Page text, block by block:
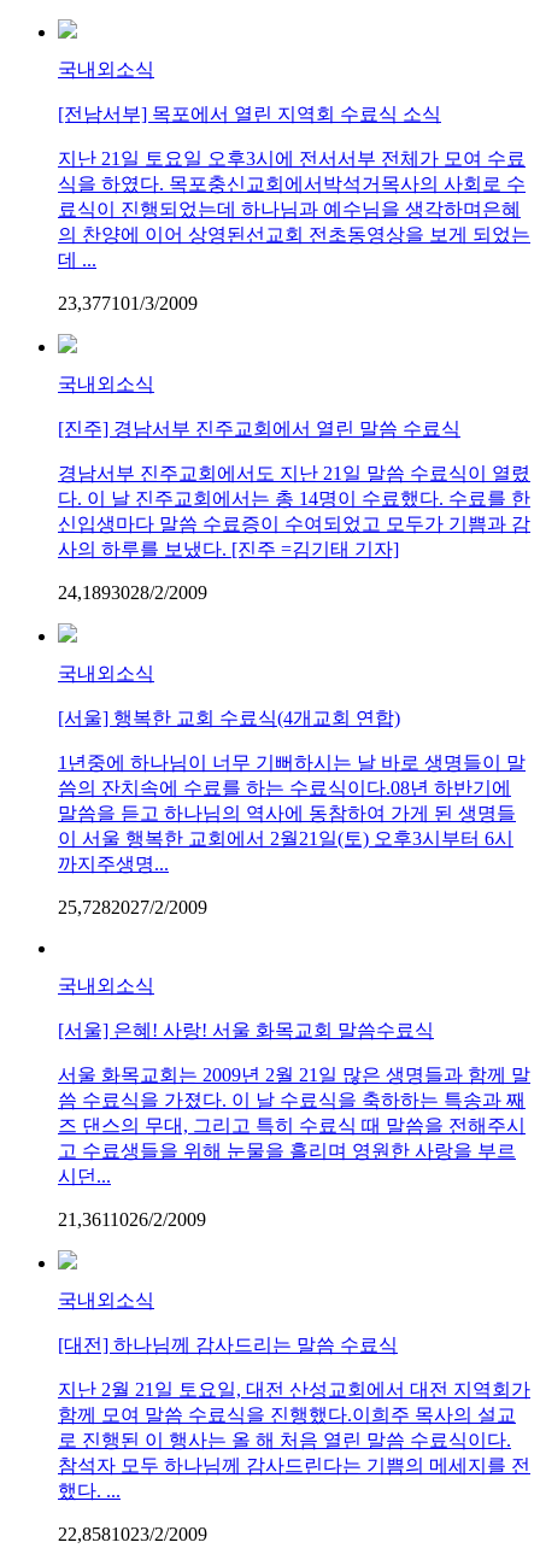
국내외소식
[전남서부] 목포에서 열린 지역회 수료식 소식
지난 21일 토요일 오후3시에 전서서부 전체가 모여 수료
식을 하였다. 목포충신교회에서박석거목사의 사회로 수
료식이 진행되었는데 하나님과 예수님을 생각하며은혜
의 찬양에 이어 상영된선교회 전초동영상을 보게 되었는
데 ...
23,377101/3/2009
국내외소식
[진주] 경남서부 진주교회에서 열린 말씀 수료식
경남서부 진주교회에서도 지난 21일 말씀 수료식이 열렸
다. 이 날 진주교회에서는 총 14명이 수료했다. 수료를 한
신입생마다 말씀 수료증이 수여되었고 모두가 기쁨과 감
사의 하루를 보냈다. [진주 =김기태 기자]
24,1893028/2/2009
국내외소식
[서울] 행복한 교회 수료식(4개교회 연합)
1년중에 하나님이 너무 기뻐하시는 날 바로 생명들이 말
씀의 잔치속에 수료를 하는 수료식이다.08년 하반기에
말씀을 듣고 하나님의 역사에 동참하여 가게 된 생명들
이 서울 행복한 교회에서 2월21일(토) 오후3시부터 6시
까지주생명...
25,7282027/2/2009
국내외소식
[서울] 은혜! 사랑! 서울 화목교회 말씀수료식
서울 화목교회는 2009년 2월 21일 많은 생명들과 함께 말
씀 수료식을 가졌다. 이 날 수료식을 축하하는 특송과 째
즈 댄스의 무대, 그리고 특히 수료식 때 말씀을 전해주시
고 수료생들을 위해 눈물을 흘리며 영원한 사랑을 부르
시던...
21,3611026/2/2009
국내외소식
[대전] 하나님께 감사드리는 말씀 수료식
지난 2월 21일 토요일, 대전 산성교회에서 대전 지역회가
함께 모여 말씀 수료식을 진행했다.이희주 목사의 설교
로 진행된 이 행사는 올 해 처음 열린 말씀 수료식이다.
참석자 모두 하나님께 감사드린다는 기쁨의 메세지를 전
했다. ...
22,8581023/2/2009